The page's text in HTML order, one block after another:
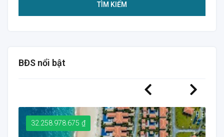
TÌM KIẾM
BĐS nổi bật
32.258.978.675 ₫